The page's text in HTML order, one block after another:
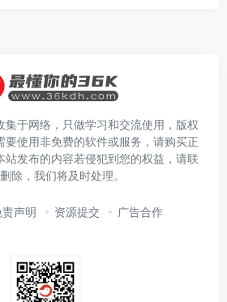
集于网络，只做学习和交流使用，版权
要使用非免费的软件或服务，请购买正
站发布的内容若侵犯到您的权益，请联
除，我们将及时处理。
责声明 资源提交 广告合作